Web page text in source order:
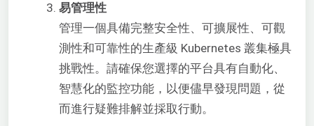
易管理性
管理一個具備完整安全性、可擴展性、可觀
測性和可靠性的生產級 Kubernetes 叢集極具
挑戰性。請確保您選擇的平台具有自動化、
智慧化的監控功能，以便儘早發現問題，從
而進行疑難排解並採取行動。